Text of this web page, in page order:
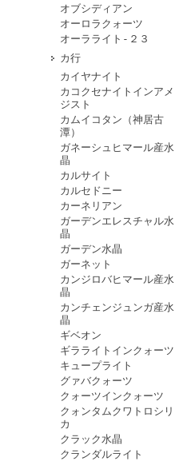
オブシディアン
オーロラクォーツ
オーラライト-２３
カ行
カイヤナイト
カコクセナイトインアメ
ジスト
カムイコタン（神居古
潭）
ガネーシュヒマール産水
晶
カルサイト
カルセドニー
カーネリアン
ガーデンエレスチャル水
晶
ガーデン水晶
ガーネット
カンジロバヒマール産水
晶
カンチェンジュンガ産水
晶
ギベオン
ギラライトインクォーツ
キュープライト
グァバクォーツ
クォーツインクォーツ
クォンタムクワトロシリ
カ
クラック水晶
クランダルライト